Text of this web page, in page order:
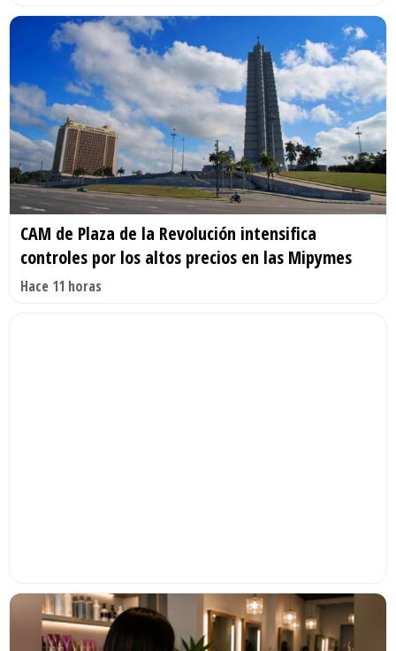
CAM de Plaza de la Revolución intensifica
controles por los altos precios en las Mipymes
Hace 11 horas